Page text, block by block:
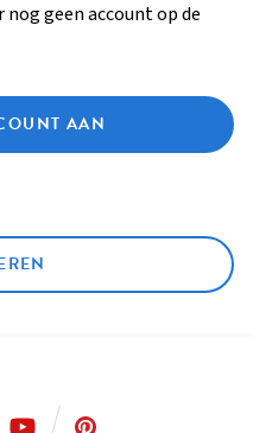
geen account op de
AAN